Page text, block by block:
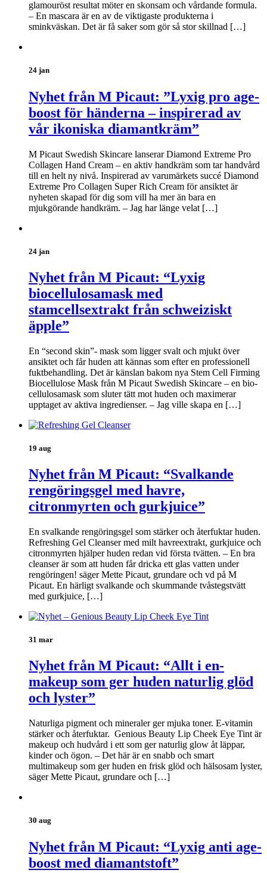
glamouröst resultat möter en skonsam och vårdande formula.
– En mascara är en av de viktigaste produkterna i
sminkväskan. Det är få saker som gör så stor skillnad […]
24 jan
Nyhet från M Picaut: ”Lyxig pro age-
boost för händerna – inspirerad av
vår ikoniska diamantkräm”
M Picaut Swedish Skincare lanserar Diamond Extreme Pro
Collagen Hand Cream – en aktiv handkräm som tar handvård
till en helt ny nivå. Inspirerad av varumärkets succé Diamond
Extreme Pro Collagen Super Rich Cream för ansiktet är
nyheten skapad för dig som vill ha mer än bara en
mjukgörande handkräm. – Jag har länge velat […]
24 jan
Nyhet från M Picaut: “Lyxig
biocellulosamask med
stamcellsextrakt från schweiziskt
äpple”
En “second skin”- mask som ligger svalt och mjukt över
ansiktet och får huden att kännas som efter en professionell
fuktbehandling. Det är känslan bakom nya Stem Cell Firming
Biocellulose Mask från M Picaut Swedish Skincare – en bio-
cellulosamask som sluter tätt mot huden och maximerar
upptaget av aktiva ingredienser. – Jag ville skapa en […]
19 aug
Nyhet från M Picaut: “Svalkande
rengöringsgel med havre,
citronmyrten och gurkjuice”
En svalkande rengöringsgel som stärker och återfuktar huden.
Refreshing Gel Cleanser med milt havreextrakt, gurkjuice och
citronmyrten hjälper huden redan vid första tvätten. – En bra
cleanser är som att huden får dricka ett glas vatten under
rengöringen! säger Mette Picaut, grundare och vd på M
Picaut. En härligt svalkande och skummande tvåstegstvätt
med gurkjuice, […]
31 mar
Nyhet från M Picaut: “Allt i en-
makeup som ger huden naturlig glöd
och lyster”
Naturliga pigment och mineraler ger mjuka toner. E-vitamin
stärker och återfuktar. Genious Beauty Lip Cheek Eye Tint är
makeup och hudvård i ett som ger naturlig glow åt läppar,
kinder och ögon. – Det här är en snabb och smart
multimakeup som ger huden en frisk glöd och hälsosam lyster,
säger Mette Picaut, grundare och […]
30 aug
Nyhet från M Picaut: “Lyxig anti age-
boost med diamantstoft”